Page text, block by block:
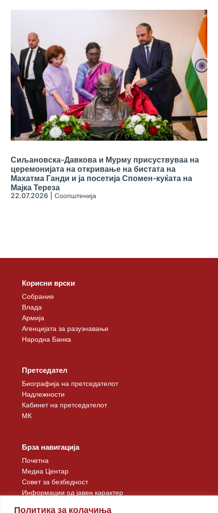
Политика за колачиња
Сиљановска-Давкова и Мурму присуствуваа на
церемонијата на откривање на бистата на
Махатма Ганди и ја посетија Спомен-куќата на
Мајка Тереза
22.07.2026 |Соопштенија
Корисни врски
Собрание
Влада
Армија
Агенцијата за разузнавање
Народна Банка
Претседател
Биографија на претседателот
Надлежности
Кабинет на претседателот
МК
Брза навигација
Почетна
Медиа Центар
Совет за безбедност
Информации од јавен карактер